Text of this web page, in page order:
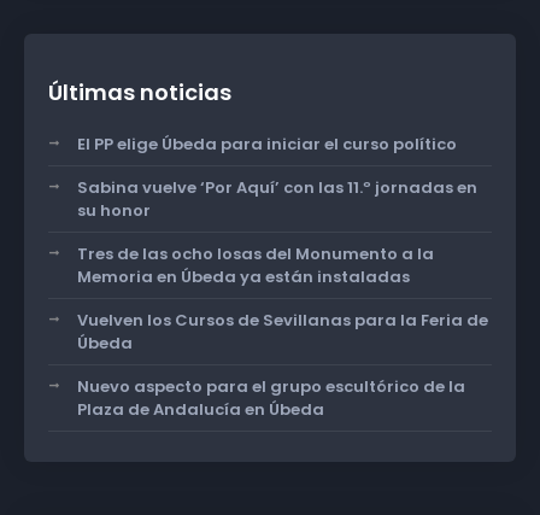
Últimas noticias
El PP elige Úbeda para iniciar el curso político
Sabina vuelve ‘Por Aquí’ con las 11.º jornadas en
su honor
Tres de las ocho losas del Monumento a la
Memoria en Úbeda ya están instaladas
Vuelven los Cursos de Sevillanas para la Feria de
Úbeda
Nuevo aspecto para el grupo escultórico de la
Plaza de Andalucía en Úbeda